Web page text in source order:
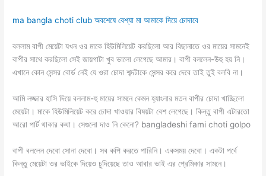
ma bangla choti club অবশেষে বেশ্যা মা আমাকে দিয়ে চোদাবে
বললাম বাপী মেয়েটা যখন ওর মাকে হিউমিলিয়েট করছিলো আর বিছানাতে ওর মায়ের সামনেই
বাপীর সাথে করছিলো সেই জায়গাটা খুব ভালো লেগেছে আমার। বাপী বললেন-উহু হয় নি।
এখানে কোন সেন্সর বোর্ড নেই যে ওরা চোদা শব্দটাকে সেন্সর করে দেবে তাই তুই বলবি না।
আমি লজ্জার হাসি দিয়ে বললাম-হু মায়ের সামনে কেমন হ্যাংলার মতন বাপীর চোদা খাচ্ছিলো
মেয়েটা। মাকে হিউমিলিয়েট করে চোদা খাওয়ার বিষয়টা বেশ লেগেছে। কিন্তু বাপী এটারতো
আরো পার্ট থাকার কথা। সেগুলো দাও নি কেনো? bangladeshi fami choti golpo
বাপী বললেন দেবো সোনা দেবো। সব কপি করতে পারিনি। একসময় দেবো। একটা পর্বে
কিন্তু মেয়েটা ওর ভাইকে দিয়েও চুদিয়েছে তাও আবার ভাই এর প্রেমিকার সামনে।